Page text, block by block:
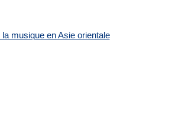
musique en Asie orientale